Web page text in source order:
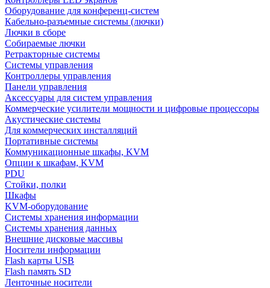
Оборудование для конференц-систем
Кабельно-разъемные системы (лючки)
Лючки в сборе
Собираемые лючки
Ретракторные системы
Системы управления
Контроллеры управления
Панели управления
Аксессуары для систем управления
Коммерческие усилители мощности и цифровые процессоры
Акустические системы
Для коммерческих инсталляций
Портативные системы
Коммуникационные шкафы, KVM
Опции к шкафам, KVM
PDU
Стойки, полки
Шкафы
KVM-оборудование
Системы хранения информации
Системы хранения данных
Внешние дисковые массивы
Носители информации
Flash карты USB
Flash память SD
Ленточные носители